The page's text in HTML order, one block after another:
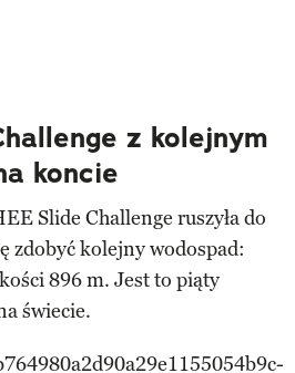
z kolejnym
koncie
Slide Challenge ruszyła do
zdobyć kolejny wodospad:
896 m. Jest to piąty
świecie.